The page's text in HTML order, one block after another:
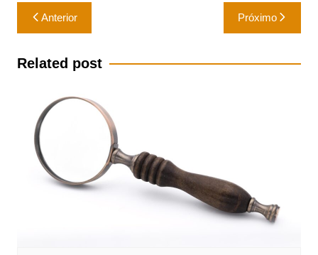
Navegação
de
Post
Anterior Próximo
Related post